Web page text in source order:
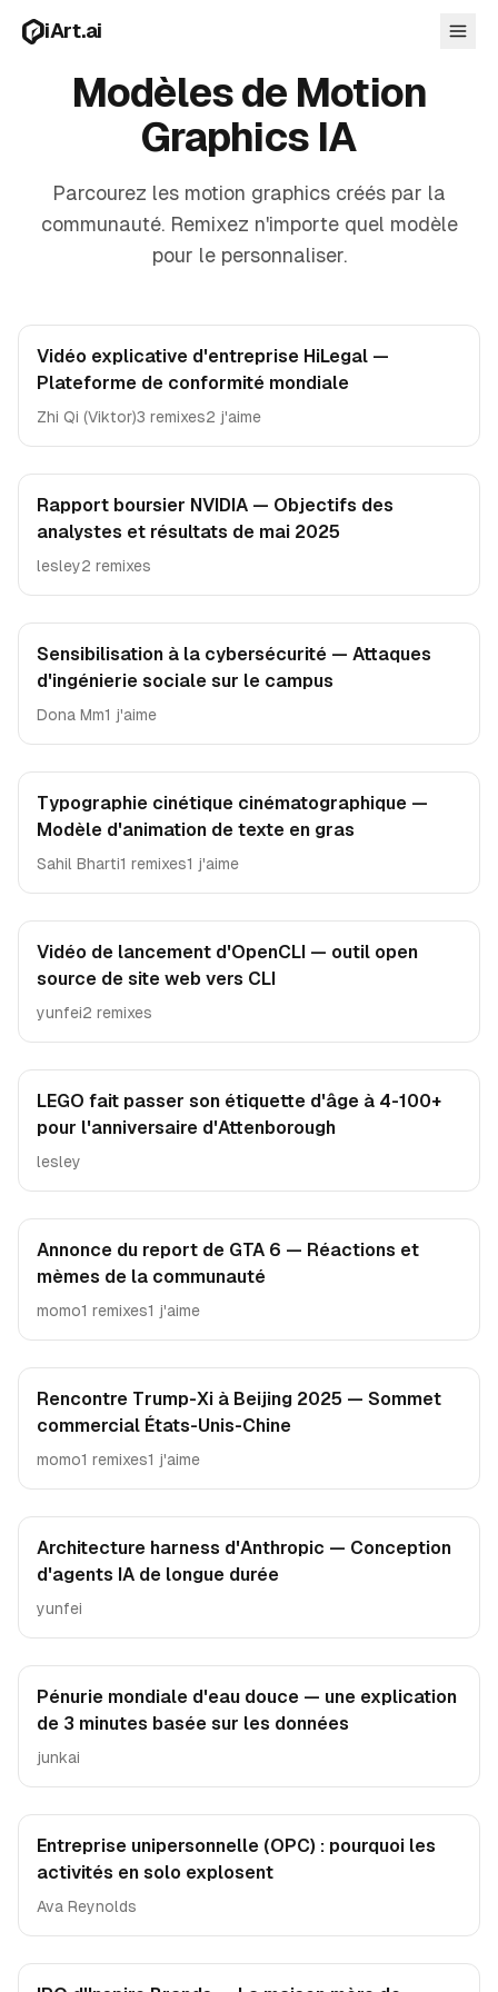
iArt.ai
Commencer gratuitement
Modèles de Motion
Graphics IA
Parcourez les motion graphics créés par la
communauté. Remixez n'importe quel modèle
pour le personnaliser.
Vidéo explicative d'entreprise HiLegal —
Plateforme de conformité mondiale
Zhi Qi (Viktor)3 remixes2 j'aime
Rapport boursier NVIDIA — Objectifs des
analystes et résultats de mai 2025
lesley2 remixes
Sensibilisation à la cybersécurité — Attaques
d'ingénierie sociale sur le campus
Dona Mm1 j'aime
Typographie cinétique cinématographique —
Modèle d'animation de texte en gras
Sahil Bharti1 remixes1 j'aime
Vidéo de lancement d'OpenCLI — outil open
source de site web vers CLI
yunfei2 remixes
LEGO fait passer son étiquette d'âge à 4-100+
pour l'anniversaire d'Attenborough
lesley
Annonce du report de GTA 6 — Réactions et
mèmes de la communauté
momo1 remixes1 j'aime
Rencontre Trump-Xi à Beijing 2025 — Sommet
commercial États-Unis-Chine
momo1 remixes1 j'aime
Architecture harness d'Anthropic — Conception
d'agents IA de longue durée
yunfei
Pénurie mondiale d'eau douce — une explication
de 3 minutes basée sur les données
junkai
Entreprise unipersonnelle (OPC) : pourquoi les
activités en solo explosent
Ava Reynolds